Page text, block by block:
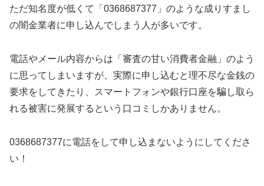
ただ知名度が低くて「0368687377」のような成りすまし
の闇金業者に申し込んでしまう人が多いです。
電話やメール内容からは「審査の甘い消費者金融」のよう
に思ってしまいますが、実際に申し込むと理不尽な金銭の
要求をしてきたり、スマートフォンや銀行口座を騙し取ら
れる被害に発展するという口コミしかありません。
0368687377に電話をして申し込まないようにしてくださ
い！